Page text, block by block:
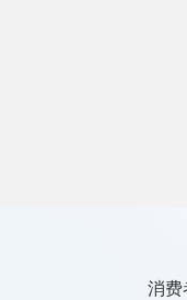
消费